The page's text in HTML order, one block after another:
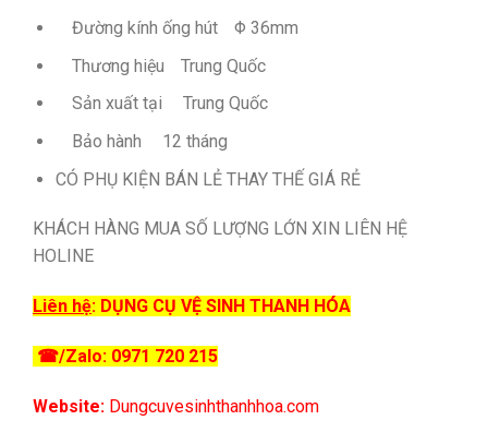
Đường kính ống hút
Φ 36mm
Thương hiệu
Trung Quốc
Sản xuất tại
Trung Quốc
Bảo hành
12 tháng
CÓ PHỤ KIỆN BÁN LẺ THAY THẾ GIÁ RẺ
KHÁCH HÀNG MUA SỐ LƯỢNG LỚN XIN LIÊN HỆ
HOLINE
Liên hệ: DỤNG CỤ VỆ SINH THANH HÓA
☎/Zalo: 0971 720 215
Website: Dungcuvesinhthanhhoa.com